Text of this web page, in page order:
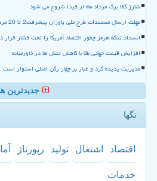
شارژ کالا برگ مرداد ماه از فردا شروع می شود
مهلت ارسال مستندات طرح ملی یاوران پیشرفت2 تا 20 مرداد تمدید گردید
انسداد تنگه هرمز چطور اقتصاد آمریکا را تحت فشار قرار
افزایش قیمت جهانی طلا با کاهش تنش ها در خاورمیانه
مدیریت پدیده گرد و غبار بر چهار رکن اصلی استوار است
جدیدترین
تگها
اقتصاد اشتغال تولید رپورتاژ
خدمات